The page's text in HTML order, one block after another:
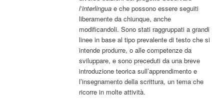
l’interlingua e che possono essere seguiti
liberamente da chiunque, anche
modificandoli. Sono stati raggruppati a grandi
linee in base al tipo prevalente di testo che si
intende produrre, o alle competenze da
sviluppare, e sono preceduti da una breve
introduzione teorica sull’apprendimento e
l’insegnamento della scrittura, un tema che
ricorre in molte attività.